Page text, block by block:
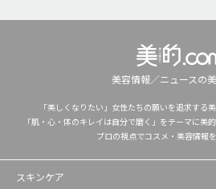
美容情報／ニュースの
「美しくなりたい」女性たちの願いを追求する
「肌・心・体のキレイは自分で磨く」をテーマに美
プロの視点でコスメ・美容情報を
スキンケア